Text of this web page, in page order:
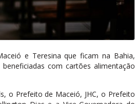
e Teresina que ficam na Bahia,
com cartões alimentação
o Prefeito de Maceió, JHC, o Prefeito